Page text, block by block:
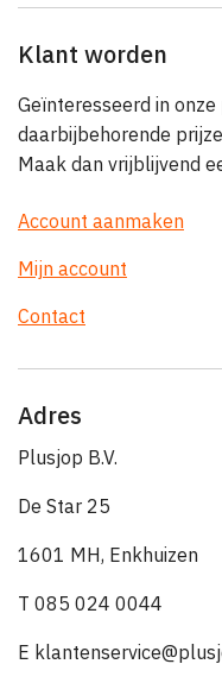
Klant worden
Geïnteresseerd in
daarbijbehorende
Maak dan vrijblijvend
Account aanmaken
Mijn account
Contact
Adres
Plusjop B.V.
De Star 25
1601 MH, Enkhuizen
T 085 024 0044
E